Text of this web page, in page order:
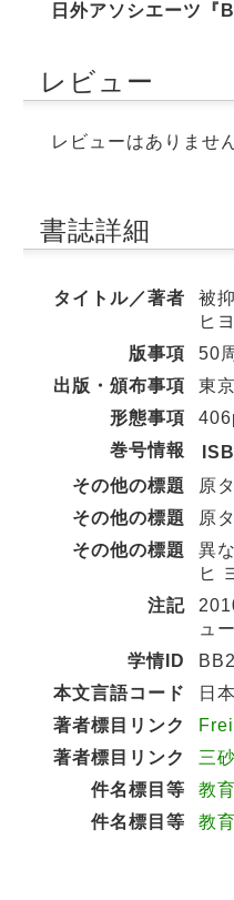
日外アソシエーツ『
レビュー
レビューはありませ
書誌詳細
タイトル／著者
被
ヒ
版事項
50
出版・頒布事項
東
形態事項
巻号情報
その他の標題
原
その他の標題
原
その他の標題
異
ヒ
注記
ュ
学情ID
本文言語コード
日
著者標目リンク
著者標目リンク
三
件名標目等
教
件名標目等
教